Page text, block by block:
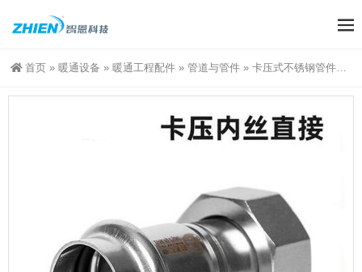
首页 » 暖通设备 » 暖通工程配件 » 管道与管件 » 卡压式不锈钢管件（螺母活直接头）移动螺母转换接